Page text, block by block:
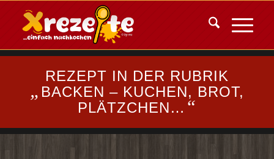
REZEPT IN DER RUBRIK
„ BACKEN – KUCHEN, BROT,
PLÄTZCHEN… “